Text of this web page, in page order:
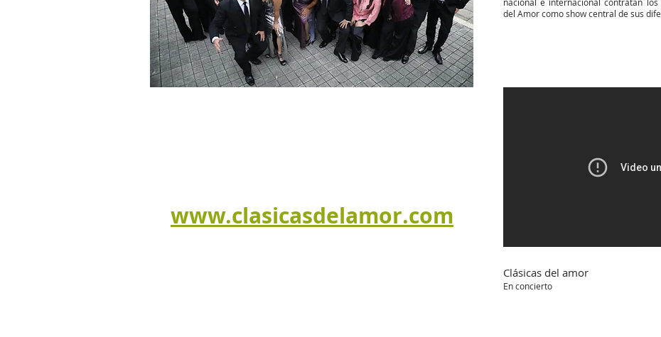
www.clasicasdelamor.com
del Amor como show central de sus
Clásicas del amor
En concierto